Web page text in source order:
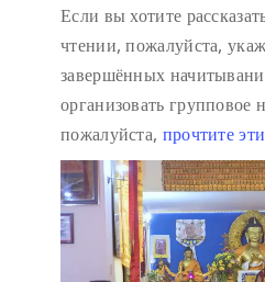
Если вы хотите
чтении, пожалуйста,
завершённых
организовать групповое
пожалуйста, прочтите